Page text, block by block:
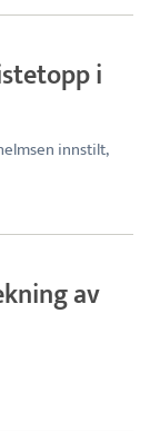
i
innstilt,
av